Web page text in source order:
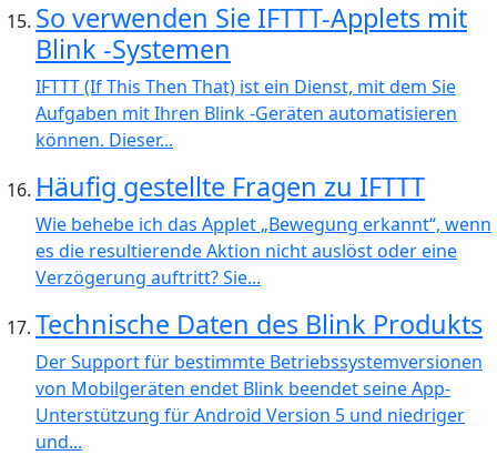
So verwenden Sie IFTTT-Applets mit
Blink -Systemen
IFTTT (If This Then That) ist ein Dienst, mit dem Sie
Aufgaben mit Ihren Blink -Geräten automatisieren
können. Dieser...
Häufig gestellte Fragen zu IFTTT
Wie behebe ich das Applet „Bewegung erkannt“, wenn
es die resultierende Aktion nicht auslöst oder eine
Verzögerung auftritt? Sie...
Technische Daten des Blink Produkts
Der Support für bestimmte Betriebssystemversionen
von Mobilgeräten endet Blink beendet seine App-
Unterstützung für Android Version 5 und niedriger
und...